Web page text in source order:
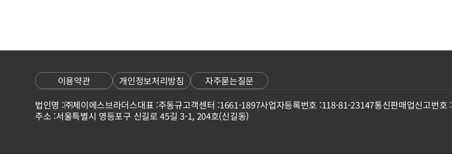
이용약관 개인정보처리방침
자주묻는질문
법인명 :㈜제이에스브라더스대표 :주동규고객센터 :1661-1897사업자등록번호 :118-81-23147통신판매업신고번호 :
주소 :서울특별시 영등포구 신길로 45길 3-1, 204호(신길동)